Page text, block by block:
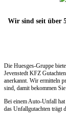
Wir sind seit über
Die Huesges-Gruppe
Jevenstedt KFZ
anerkannt. Wir ermitteln
sind, damit bekommen
Bei einem Auto-Unfall
das Unfallgutachten trägt